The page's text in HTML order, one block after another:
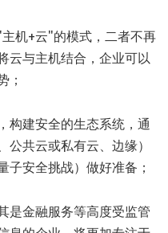
机+云"的模式，二者不再
云与主机结合，企业可以
；
构建安全的生态系统，通
共云或私有云、边缘）
子安全挑战）做好准备；
是金融服务等高度受监管